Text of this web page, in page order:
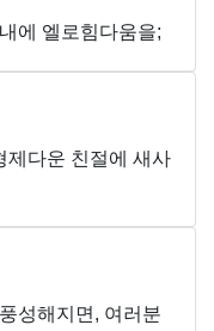
에 엘로힘다움을;
제다운 친절에 새사
성해지면, 여러분